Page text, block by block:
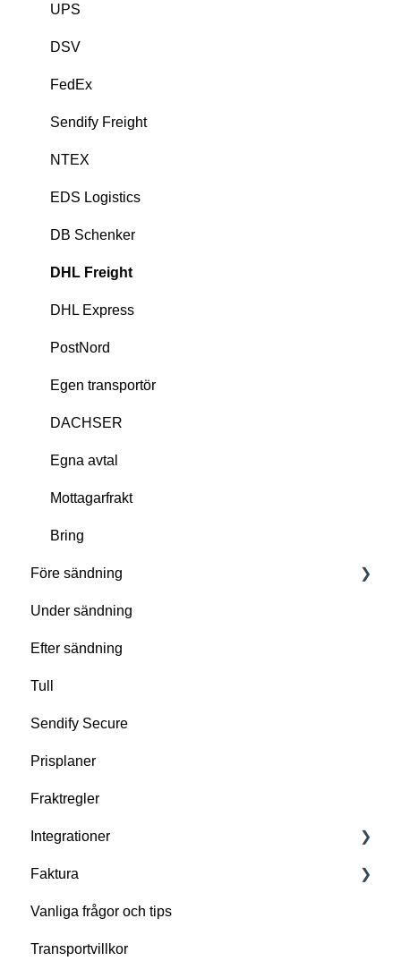
UPS
DSV
FedEx
Sendify Freight
NTEX
EDS Logistics
DB Schenker
DHL Freight
DHL Express
PostNord
Egen transportör
DACHSER
Egna avtal
Mottagarfrakt
Bring
Före sändning
Förbered er sändning
Gör er redo för upphämtning
Under sändning
Efter sändning
Tull
Sendify Secure
Prisplaner
Fraktregler
Integrationer
Importera dina ordrar till Sendify
Integrera Sendify direkt i ditt affärssystem
Faktura
Fakturaposter
Vanliga frågor och tips
Transportvillkor